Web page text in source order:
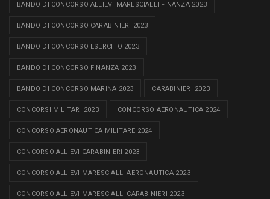
BANDO DI CONCORSO ALLIEVI MARESCIALLI FINANZA 2023
BANDO DI CONCORSO CARABINIERI 2023
BANDO DI CONCORSO ESERCITO 2023
BANDO DI CONCORSO FINANZA 2023
BANDO DI CONCORSO MARINA 2023 CARABINIERI 2023
CONCORSI MILITARI 2023 CONCORSO AERONAUTICA 2024
CONCORSO AERONAUTICA MILITARE 2024
CONCORSO ALLIEVI CARABINIERI 2023
CONCORSO ALLIEVI MARESCIALLI AERONAUTICA 2023
CONCORSO ALLIEVI MARESCIALLI CARABINIERI 2023